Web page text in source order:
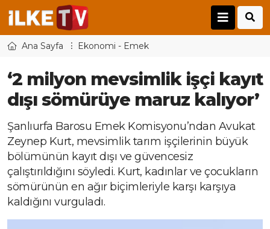
Ana Sayfa Ekonomi - Emek
‘2 milyon mevsimlik işçi kayıt
dışı sömürüye maruz kalıyor’
Şanlıurfa Barosu Emek Komisyonu’ndan Avukat
Zeynep Kurt, mevsimlik tarım işçilerinin büyük
bölümünün kayıt dışı ve güvencesiz
çalıştırıldığını söyledi. Kurt, kadınlar ve çocukların
sömürünün en ağır biçimleriyle karşı karşıya
kaldığını vurguladı.